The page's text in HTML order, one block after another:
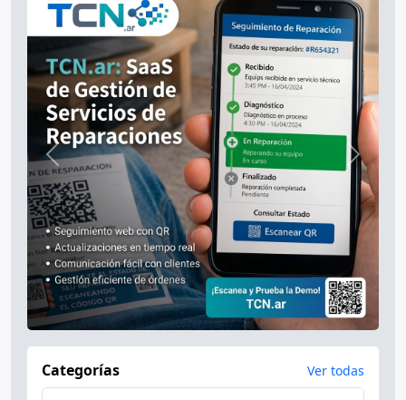
Anterior
Categorías Ver todas